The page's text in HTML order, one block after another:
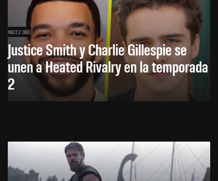
HACE 2 DÍAS
Justice Smith y Charlie Gillespie se
unen a Heated Rivalry en la temporada
2